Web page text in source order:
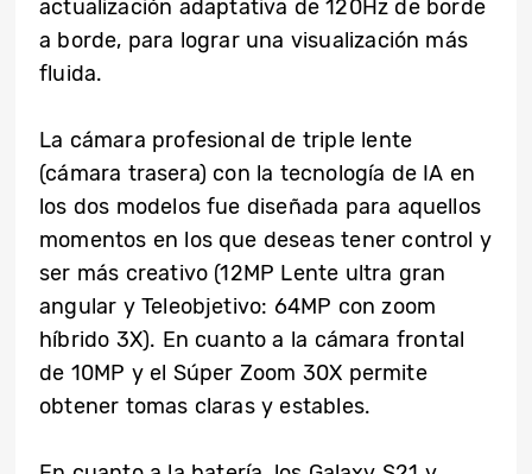
actualización adaptativa de 120Hz de borde
a borde, para lograr una visualización más
fluida.
La cámara profesional de triple lente
(cámara trasera) con la tecnología de IA en
los dos modelos fue diseñada para aquellos
momentos en los que deseas tener control y
ser más creativo (12MP Lente ultra gran
angular y Teleobjetivo: 64MP con zoom
híbrido 3X). En cuanto a la cámara frontal
de 10MP y el Súper Zoom 30X permite
obtener tomas claras y estables.